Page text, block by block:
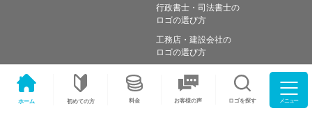
ホーム 初めての方 料金 お客様の声 ロゴを探す メニュー
行政書士・司法書士の
ロゴの選び方
工務店・建設会社の
ロゴの選び方
Copyright © Simple works Inc. All Rights Reserved.